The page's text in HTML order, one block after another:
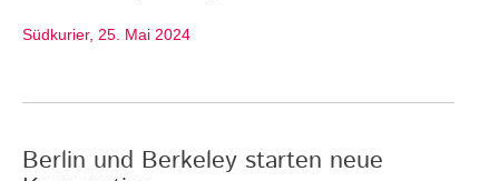
Südkurier, 25. Mai 2024
Berlin und Berkeley starten neue